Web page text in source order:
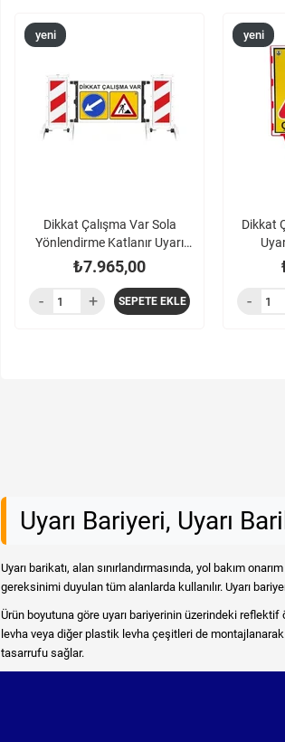
Dikkat Çalışma Var Sola
Yönlendirme Katlanır Uyarı
Bariyeri
₺7.965,00
yeni
SEPETE EKLE
Dikkat
yeni
Uyarı Bariyeri, Uyarı
Uyarı barikatı, alan sınırlandırmasında, yol bakım
gereksinimi duyulan tüm alanlarda kullanılır. Uyarı
Ürün boyutuna göre uyarı bariyerinin üzerindeki
levha veya diğer plastik levha çeşitleri de montajlanarak
tasarrufu sağlar.